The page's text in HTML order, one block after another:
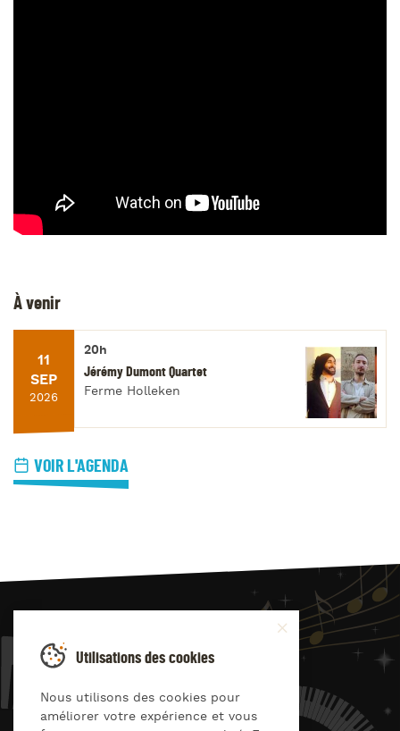
À venir
11
SEP
2026
20h
Jérémy Dumont Quartet
Ferme Holleken
VOIR L'AGENDA
JAZZ4
Utilisations des cookies
Nous utilisons des cookies pour
améliorer votre expérience et vous